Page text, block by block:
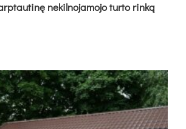
nekilnojamojo turto rinką